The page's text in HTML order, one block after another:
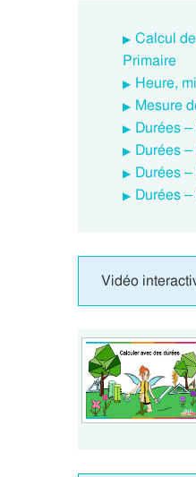
Calcul
Primaire
Heure,
Mesure
Durées
Durées
Durées
Durées
Vidéo